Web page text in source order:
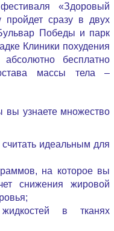
«Здоровый
сразу в двух
Победы и парк
Клиники похудения
бесплатно
массы тела –
вы узнаете множество
идеальным для
на которое вы
снижения жировой
в тканях